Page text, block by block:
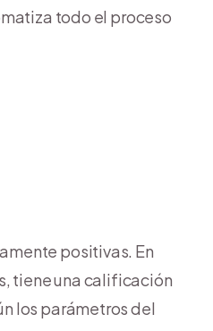
todo el proceso
positivas. En
tiene una calificación
los parámetros del